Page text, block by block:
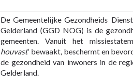
De Gemeentelijke Gezondheids
Gelderland (GGD NOG) is de
gemeenten. Vanuit het
houvast’ bewaakt, beschermt en
de gezondheid van inwoners in de
Gelderland.